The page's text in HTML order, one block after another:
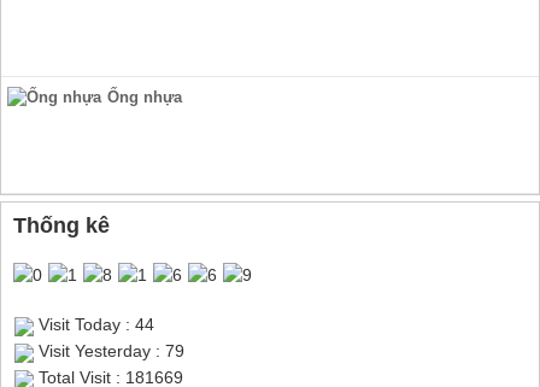
Ống nhựa
Thống kê
Visit Today : 44
Visit Yesterday : 79
Total Visit : 181669